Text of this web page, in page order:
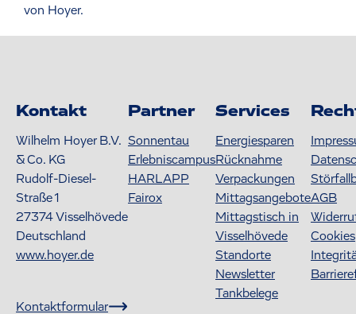
von Hoyer.
Kontakt
Wilhelm Hoyer B.V.
& Co. KG
Rudolf-Diesel-
Straße 1
27374Visselhövede
Deutschland
www.hoyer.de
Kontaktformular
Partner
Sonnentau
Erlebniscampus
HARLAPP
Fairox
Services
Energiesparen
Rücknahme
Verpackungen
Mittagsangebote
Mittagstisch in
Visselhövede
Standorte
Newsletter
Tankbelege
AGB
Cookies